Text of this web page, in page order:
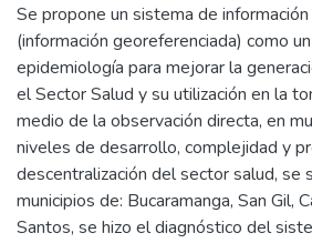
Se propone un sistema de
(información georeferenciada) como
epidemiología para mejorar la
el Sector Salud y su utilización en la
medio de la observación directa, en
niveles de desarrollo, complejidad y
descentralización del sector salud, se
municipios de: Bucaramanga, San Gil,
Santos, se hizo el diagnóstico del